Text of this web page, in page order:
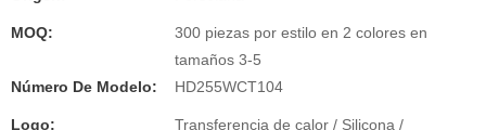
MOQ:
300 piezas por estilo en 2 colores en
tamaños 3-5
Número De Modelo:
HD255WCT104
Logo:
Transferencia de calor / Silicona /